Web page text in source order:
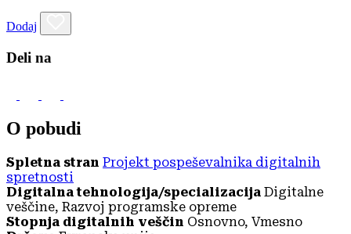
Dodaj
Deli na
O pobudi
Spletna stran Projekt pospeševalnika digitalnih
spretnosti
Digitalna tehnologija/specializacija Digitalne
veščine, Razvoj programske opreme
Stopnja digitalnih veščin Osnovno, Vmesno